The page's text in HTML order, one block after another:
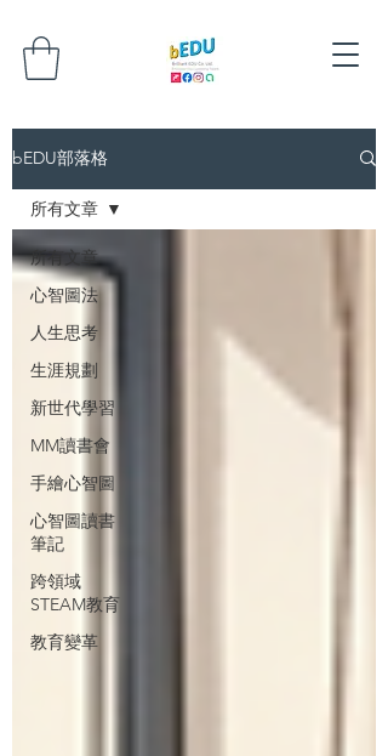
bEDU部落格
所有文章
心智圖法
人生思考
生涯規劃
新世代學習
MM讀書會
手繪心智圖
心智圖讀書
筆記
跨領域
STEAM教育
教育變革
所有文章